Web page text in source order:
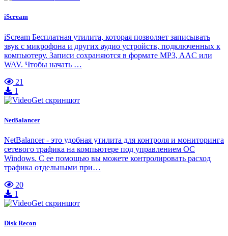
iScream
iScream Бесплатная утилита, которая позволяет записывать
звук с микрофона и других аудио устройств, подключенных к
компьютеру. Записи сохраняются в формате MP3, AAC или
WAV. Чтобы начать …
21
1
NetBalancer
NetBalancer - это удобная утилита для контроля и мониторинга
сетевого трафика на компьютере под управлением ОС
Windows. С ее помощью вы можете контролировать расход
трафика отдельными при…
20
1
Disk Recon